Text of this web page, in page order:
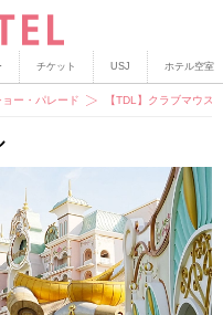
チケット USJ ホテル空室
ョー・パレード 【TDL】クラブマウス